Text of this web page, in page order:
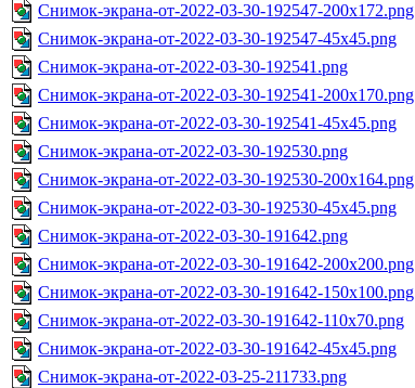
Снимок-экрана-от-2022-03-30-192547-200x172.png
Снимок-экрана-от-2022-03-30-192547-45x45.png
Снимок-экрана-от-2022-03-30-192541.png
Снимок-экрана-от-2022-03-30-192541-200x170.png
Снимок-экрана-от-2022-03-30-192541-45x45.png
Снимок-экрана-от-2022-03-30-192530.png
Снимок-экрана-от-2022-03-30-192530-200x164.png
Снимок-экрана-от-2022-03-30-192530-45x45.png
Снимок-экрана-от-2022-03-30-191642.png
Снимок-экрана-от-2022-03-30-191642-200x200.png
Снимок-экрана-от-2022-03-30-191642-150x100.png
Снимок-экрана-от-2022-03-30-191642-110x70.png
Снимок-экрана-от-2022-03-30-191642-45x45.png
Снимок-экрана-от-2022-03-25-211733.png